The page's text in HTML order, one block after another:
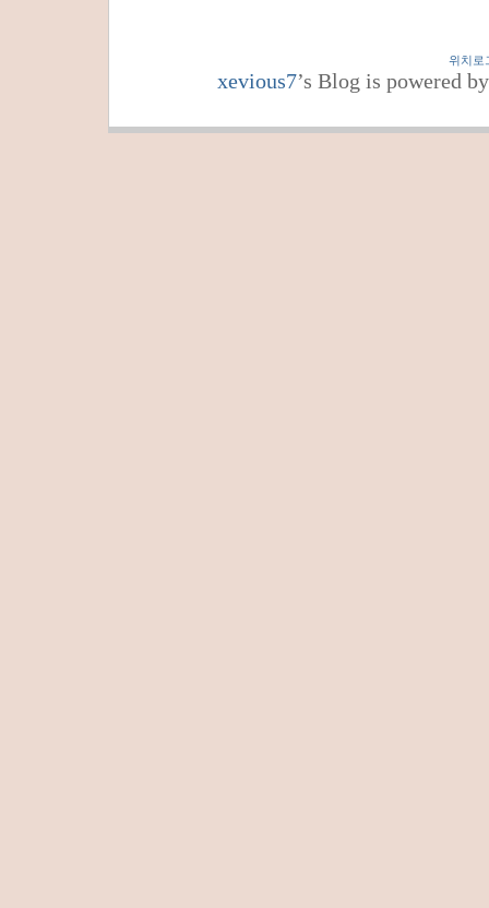
위치로
xevious7’s Blog is powered